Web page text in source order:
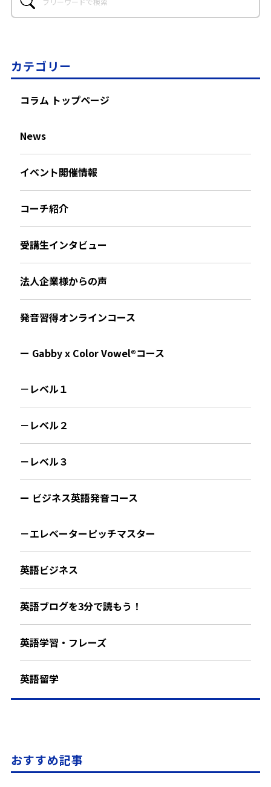
カテゴリー
コラム トップページ
News
イベント開催情報
コーチ紹介
受講生インタビュー
法人企業様からの声
発音習得オンラインコース
ー Gabby x Color Vowel®︎コース
－レベル１
－レベル２
－レベル３
ー ビジネス英語発音コース
－エレベーターピッチマスター
英語ビジネス
英語ブログを3分で読もう！
英語学習・フレーズ
英語留学
おすすめ記事